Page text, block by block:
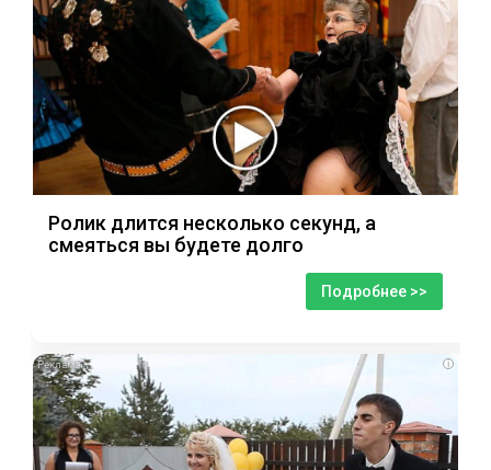
Ролик длится несколько секунд, а
смеяться вы будете долго
Подробнее >>
i